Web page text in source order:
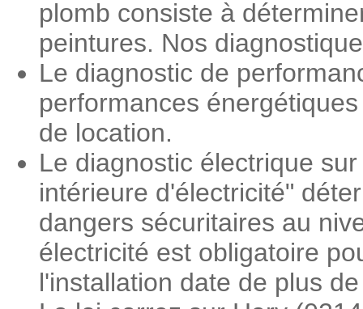
plomb consiste à
peintures. Nos
Le diagnostic de
performances
de location.
Le diagnostic électrique
intérieure d'électricité"
dangers sécuritaires au
électricité est obligatoire
l'installation date de plus